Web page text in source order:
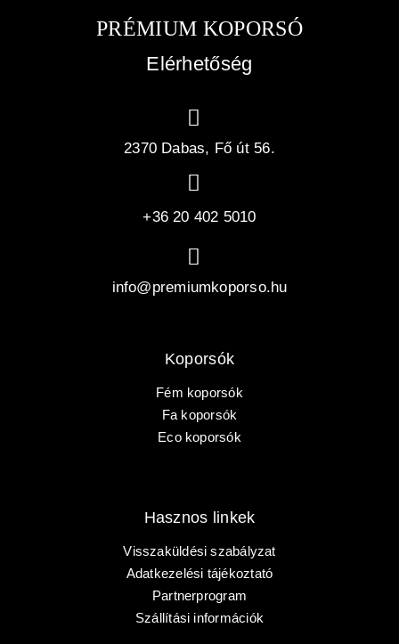
PRÉMIUM KOPORSÓ
Elérhetőség
2370 Dabas, Fő út 56.
+36 20 402 5010
info@premiumkoporso.hu
Hasznos linkek
Visszaküldési szabályzat
Adatkezelési tájékoztató
Partnerprogram
Szállítási információk
Koporsók
Fém koporsók
Fa koporsók
Eco koporsók
PRÉMIUM KOPORSÓ
KOPORSÓS TEMETÉS